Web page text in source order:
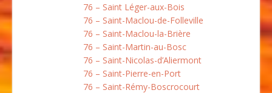
76 – Saint Léger-aux-Bois
76 – Saint-Maclou-de-Folleville
76 – Saint-Maclou-la-Brière
76 – Saint-Martin-au-Bosc
76 – Saint-Nicolas-d’Aliermont
76 – Saint-Pierre-en-Port
76 – Saint-Rémy-Boscrocourt